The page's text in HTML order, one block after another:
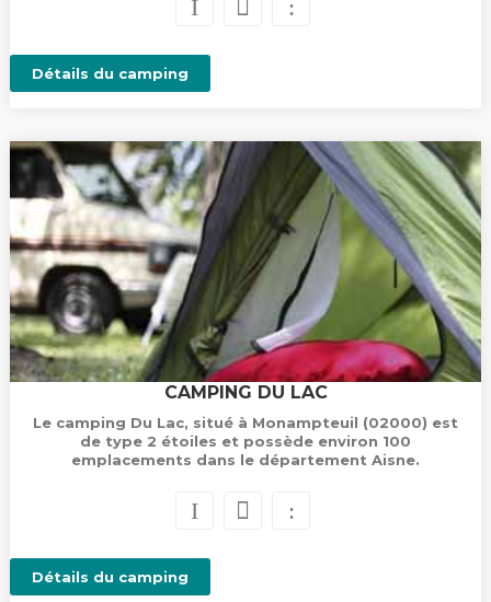
Détails du camping
CAMPING DU LAC
Le camping Du Lac, situé à Monampteuil (02000) est
de type 2 étoiles et possède environ 100
emplacements dans le département Aisne.
Détails du camping